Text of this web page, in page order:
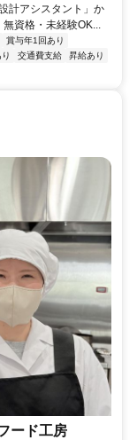
計アシスタント」か
資格・未経験OK...
賞与年1回あり
交通費支給
昇給あり
ード工房